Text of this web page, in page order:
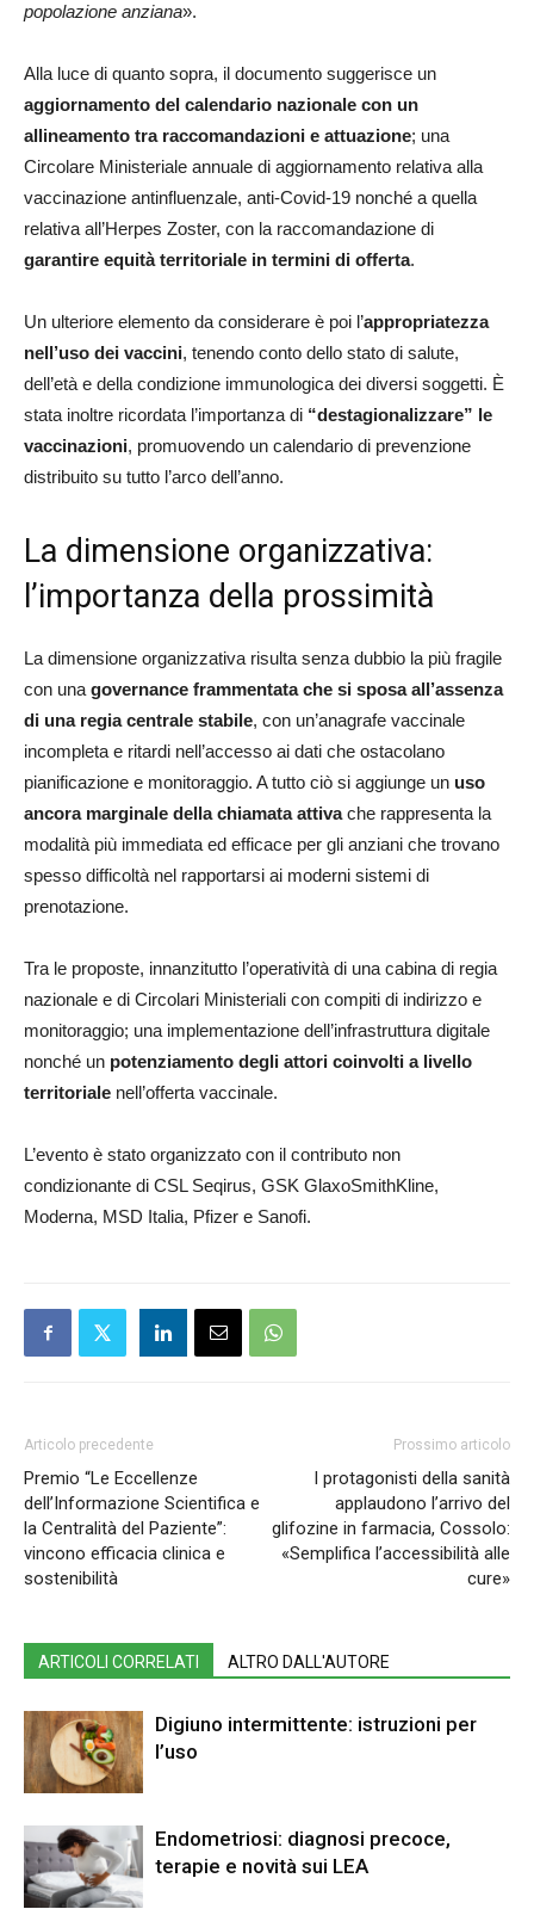
popolazione anziana».
Alla luce di quanto sopra, il documento suggerisce un
aggiornamento del calendario nazionale con un
allineamento tra raccomandazioni e attuazione; una
Circolare Ministeriale annuale di aggiornamento relativa alla
vaccinazione antinfluenzale, anti-Covid-19 nonché a quella
relativa all’Herpes Zoster, con la raccomandazione di
garantire equità territoriale in termini di offerta.
Un ulteriore elemento da considerare è poi l’appropriatezza
nell’uso dei vaccini, tenendo conto dello stato di salute,
dell’età e della condizione immunologica dei diversi soggetti. È
stata inoltre ricordata l’importanza di “destagionalizzare” le
vaccinazioni, promuovendo un calendario di prevenzione
distribuito su tutto l’arco dell’anno.
La dimensione organizzativa:
l’importanza della prossimità
La dimensione organizzativa risulta senza dubbio la più fragile
con una governance frammentata che si sposa all’assenza
di una regia centrale stabile, con un’anagrafe vaccinale
incompleta e ritardi nell’accesso ai dati che ostacolano
pianificazione e monitoraggio. A tutto ciò si aggiunge un uso
ancora marginale della chiamata attivache rappresenta la
modalità più immediata ed efficace per gli anziani che trovano
spesso difficoltà nel rapportarsi ai moderni sistemi di
prenotazione.
Tra le proposte, innanzitutto l’operatività di una cabina di regia
nazionale e di Circolari Ministeriali con compiti di indirizzo e
monitoraggio; una implementazione dell’infrastruttura digitale
nonché un potenziamento degli attori coinvolti a livello
territoriale nell’offerta vaccinale.
L’evento è stato organizzato con il contributo non
condizionante di CSL Seqirus, GSK GlaxoSmithKline,
Moderna, MSD Italia, Pfizer e Sanofi.
Articolo precedente
Premio “Le Eccellenze
dell’Informazione Scientifica e
la Centralità del Paziente”:
vincono efficacia clinica e
sostenibilità
Prossimo articolo
I protagonisti della sanità
applaudono l’arrivo del
glifozine in farmacia, Cossolo:
«Semplifica l’accessibilità alle
cure»
ARTICOLI CORRELATI ALTRO DALL'AUTORE
Digiuno intermittente: istruzioni per
l’uso
Endometriosi: diagnosi precoce,
terapie e novità sui LEA